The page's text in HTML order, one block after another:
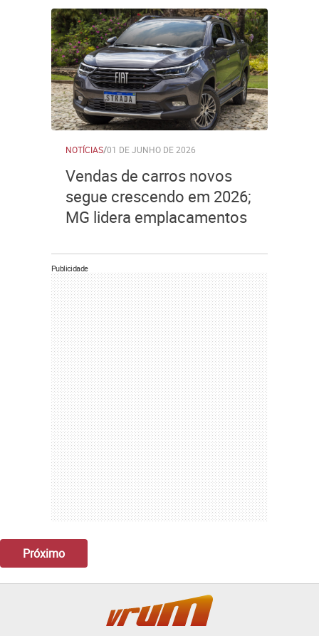
NOTÍCIAS/01 DE JUNHO DE 2026
Vendas de carros novos
segue crescendo em 2026;
MG lidera emplacamentos
Publicidade
Próximo